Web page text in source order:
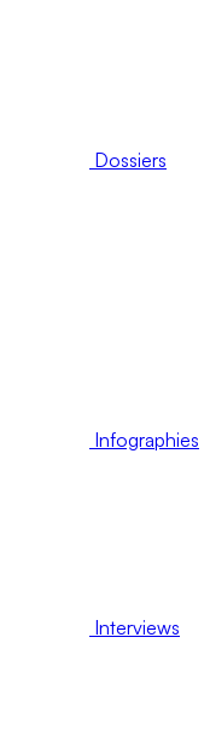
Dossiers
Infographies
Interviews